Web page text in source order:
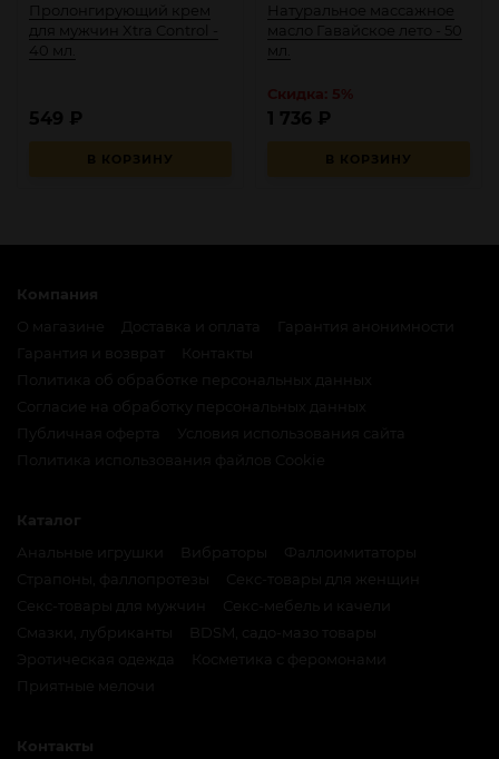
Пролонгирующий крем
для мужчин Xtra Control -
40 мл.
В КОРЗИНУ
549 ₽
Натуральное массажное
масло Гавайское лето - 50
мл.
В КОРЗИНУ
1 736 ₽
Компания
О магазине
Доставка и оплата
Гарантия анонимности
Политика об обработке персональных данных
Согласие на обработку персональных данных
Публичная оферта
Условия использования сайта
Политика использования файлов Cookie
Каталог
Анальные игрушки
Вибраторы
Фаллоимитаторы
Страпоны, фаллопротезы
Секс-товары для женщин
Секс-товары для мужчин
Секс-мебель и качели
Смазки, лубриканты
BDSM, садо-мазо товары
Эротическая одежда
Косметика с феромонами
Приятные мелочи
Контакты